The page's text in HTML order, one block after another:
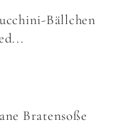
Bällchen
Bratensoße